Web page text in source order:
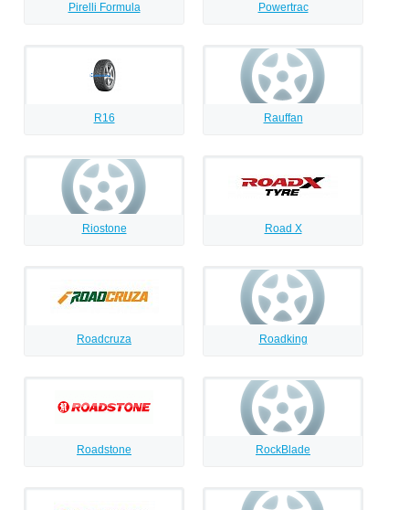
Pirelli Formula Powertrac
R16 Rauffan
Riostone Road X
Roadcruza Roadking
Roadstone RockBlade